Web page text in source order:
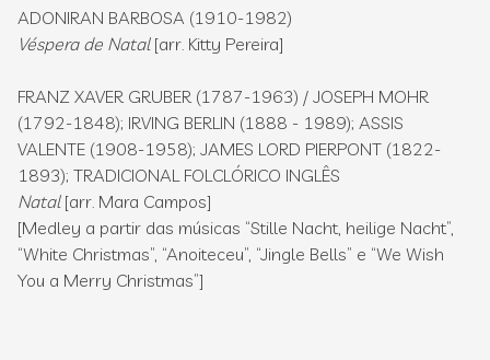
ADONIRAN BARBOSA (1910-1982)
Véspera de Natal[arr. Kitty Pereira]
FRANZ XAVER GRUBER (1787-1963) / JOSEPH MOHR
(1792-1848); IRVING BERLIN (1888 - 1989); ASSIS
VALENTE (1908-1958); JAMES LORD PIERPONT (1822-
1893); TRADICIONAL FOLCLÓRICO INGLÊS
Natal[arr. Mara Campos]
[Medley a partir das músicas “Stille Nacht, heilige Nacht”,
“White Christmas”, “Anoiteceu”, “Jingle Bells” e “We Wish
You a Merry Christmas”]